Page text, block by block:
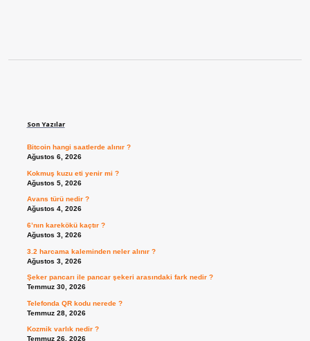
Son Yazılar
Bitcoin hangi saatlerde alınır ?
Ağustos 6, 2026
Kokmuş kuzu eti yenir mi ?
Ağustos 5, 2026
Avans türü nedir ?
Ağustos 4, 2026
6’nın karekökü kaçtır ?
Ağustos 3, 2026
3.2 harcama kaleminden neler alınır ?
Ağustos 3, 2026
Şeker pancarı ile pancar şekeri arasındaki fark nedir ?
Temmuz 30, 2026
Telefonda QR kodu nerede ?
Temmuz 28, 2026
Kozmik varlık nedir ?
Temmuz 26, 2026